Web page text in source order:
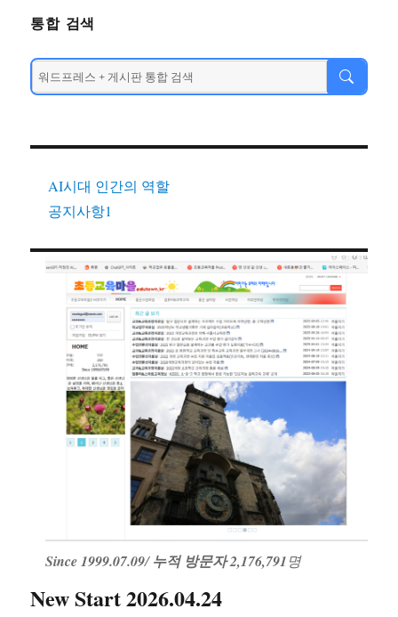
통합 검색
AI시대 인간의 역할
공지사항1
Since 1999.07.09/누적 방문자 2,176,791명
New Start 2026.04.24